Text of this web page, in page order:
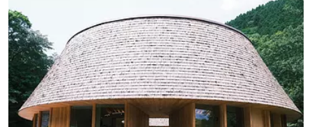
存在して...